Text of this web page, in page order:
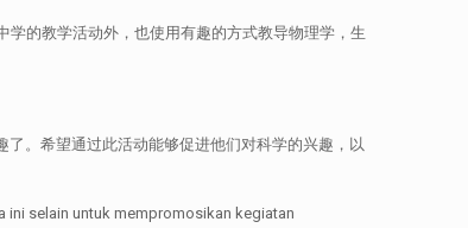
的教学活动外，也使用有趣的方式教导物理学，生
。希望通过此活动能够促进他们对科学的兴趣，以
ini selain untuk mempromosikan kegiatan